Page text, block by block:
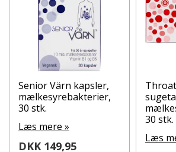
Senior Värn kapsler,
mælkesyrebakterier,
30 stk.
Læs mere »
DKK 149,95
30 stk.
Læs